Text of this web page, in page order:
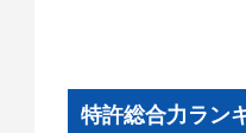
特許総合力ラン